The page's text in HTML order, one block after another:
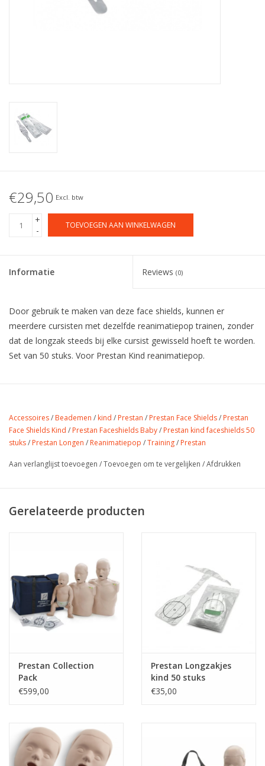
€29,50 Excl. btw
+
-
TOEVOEGEN AAN WINKELWAGEN
Informatie Reviews (0)
Door gebruik te maken van deze face shields, kunnen er
meerdere cursisten met dezelfde reanimatiepop trainen, zonder
dat de longzak steeds bij elke cursist gewisseld hoeft te worden.
Set van 50 stuks. Voor Prestan Kind reanimatiepop.
Accessoires/ Beademen / kind / Prestan / Prestan Face Shields/ Prestan
Face Shields Kind / Prestan Faceshields Baby/ Prestan kind faceshields 50
stuks/ Prestan Longen / Reanimatiepop /Training/ Prestan
Aan verlanglijst toevoegen /Toevoegen om te vergelijken /Afdrukken
Gerelateerde producten
Prestan Collection
Pack
€599,00
Prestan Longzakjes
kind 50 stuks
€35,00